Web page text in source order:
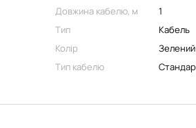
Довжина кабелю, м
1
Тип
Кабель
Колір
Зелений
Тип кабелю